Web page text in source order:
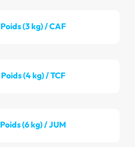
Poids (3 kg) / CAF
Poids (4 kg) / TCF
Poids (6 kg) / JUM